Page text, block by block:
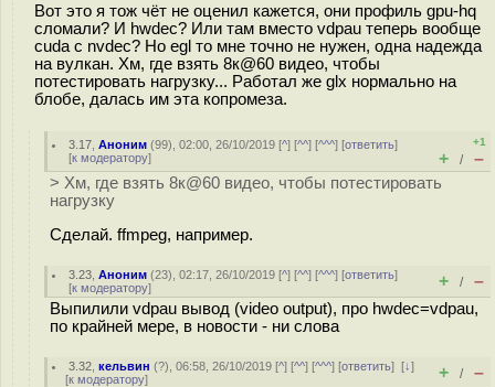
Вот это я тож чёт не оценил кажется, они профиль gpu-hq
сломали? И hwdec? Или там вместо vdpau теперь вообще
cuda с nvdec? Но egl то мне точно не нужен, одна надежда
на вулкан. Хм, где взять 8к@60 видео, чтобы
потестировать нагрузку... Работал же glx нормально на
блобе, далась им эта копромеза.
3.17 ,Аноним (99), 02:00, 26/10/2019 [^] [^^] [^^^] [ответить]
[к модератору]
+1
+ / –
> Хм, где взять 8к@60 видео, чтобы потестировать
нагрузку
Сделай. ffmpeg, например.
3.23 ,Аноним (23), 02:17, 26/10/2019 [^] [^^] [^^^] [ответить]
[к модератору] + / –
Выпилили vdpau вывод (video output), про hwdec=vdpau,
по крайней мере, в новости - ни слова
3.32 ,кельвин (?), 06:58, 26/10/2019 [^] [^^] [^^^] [ответить][↓]
[к модератору] + / –